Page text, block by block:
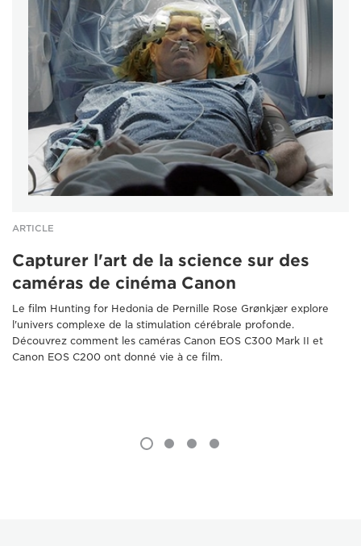
ARTICLE
Capturer l'art de la science sur des
caméras de cinéma Canon
Le film Hunting for Hedonia de Pernille Rose Grønkjær explore
l'univers complexe de la stimulation cérébrale profonde.
Découvrez comment les caméras Canon EOS C300 Mark II et
Canon EOS C200 ont donné vie à ce film.